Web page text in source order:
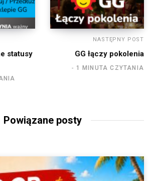
statusy
NASTĘPNY POST
GG łączy pokolenia
1 MINUTA CZYTANIA
Powiązane posty